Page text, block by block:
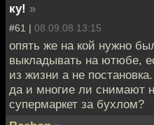
ку! »
#61 | 08.09.08 13:15
опять же на кой нужно
выкладывать на ютюбе,
из жизни а не постановка.
да и многие ли снимают
супермаркет за бухлом?